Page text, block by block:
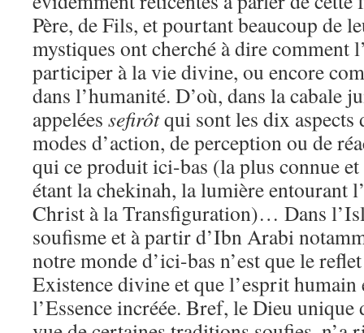
Père, de Fils, et pourtant beaucoup de
mystiques ont cherché à dire comment
participer à la vie divine, ou encore
dans l’humanité. D’où, dans la cabale
appelées sefirôtqui sont les dix aspects
modes d’action, de perception ou de
qui ce produit ici-bas (la plus connue
étant la chekinah, la lumière entourant
Christ à la Transfiguration)… Dans
soufisme et à partir d’Ibn Arabi
notre monde d’ici-bas n’est que le
Existence divine et que l’esprit humain
l’Essence incréée. Bref, le Dieu